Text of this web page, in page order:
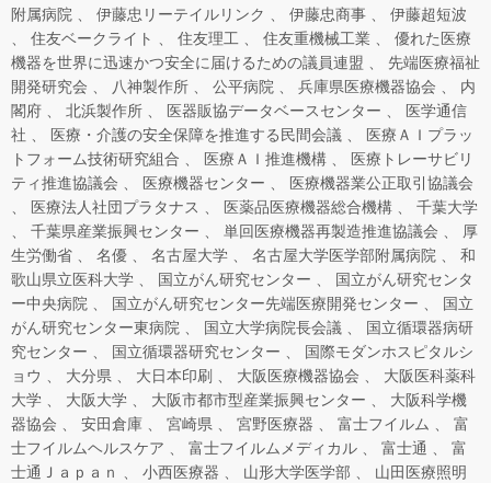
附属病院
伊藤忠リーテイルリンク 伊藤忠商事
伊藤超短波
住友ベークライト
住友理工 住友重機械工業
優れた医療
機器を世界に迅速かつ安全に届けるための議員連盟
先端医療福祉
開発研究会
八神製作所 公平病院 兵庫県医療機器協会
内
閣府
北浜製作所 医器販協データベースセンター
医学通信
社
医療・介護の安全保障を推進する民間会議
医療ＡＩプラッ
トフォーム技術研究組合
医療ＡＩ推進機構
医療トレーサビリ
ティ推進協議会
医療機器センター
医療機器業公正取引協議会
医療法人社団プラタナス
医薬品医療機器総合機構
千葉大学
千葉県産業振興センター
単回医療機器再製造推進協議会
厚
生労働省
名優 名古屋大学 名古屋大学医学部附属病院
和
歌山県立医科大学
国立がん研究センター
国立がん研究センタ
ー中央病院
国立がん研究センター先端医療開発センター
国立
がん研究センター東病院
国立大学病院長会議
国立循環器病研
究センター
国立循環器研究センター
国際モダンホスピタルシ
ョウ
大分県 大日本印刷 大阪医療機器協会
大阪医科薬科
大学
大阪大学 大阪市都市型産業振興センター
大阪科学機
器協会
安田倉庫 宮崎県 宮野医療器 富士フイルム
富
士フイルムヘルスケア
富士フイルムメディカル 富士通
富
士通Ｊａｐａｎ
小西医療器 山形大学医学部
山田医療照明